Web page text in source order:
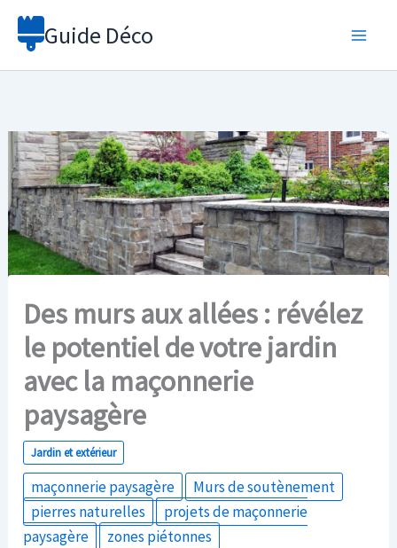
Aller
Guide Déco
Des murs aux allées : révélez
le potentiel de votre jardin
avec la maçonnerie
paysagère
Jardin et extérieur
maçonnerie paysagère
Murs de soutènement
pierres naturelles
projets de maçonnerie
paysagère
zones piétonnes